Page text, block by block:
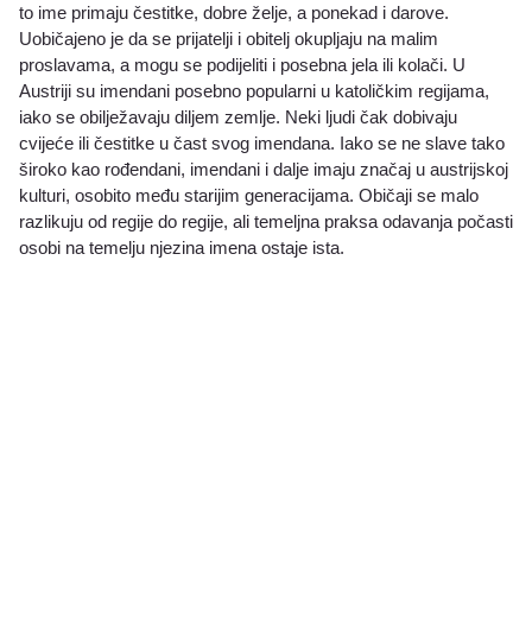
to ime primaju čestitke, dobre želje, a ponekad i darove.
Uobičajeno je da se prijatelji i obitelj okupljaju na malim
proslavama, a mogu se podijeliti i posebna jela ili kolači. U
Austriji su imendani posebno popularni u katoličkim regijama,
iako se obilježavaju diljem zemlje. Neki ljudi čak dobivaju
cvijeće ili čestitke u čast svog imendana. Iako se ne slave tako
široko kao rođendani, imendani i dalje imaju značaj u austrijskoj
kulturi, osobito među starijim generacijama. Običaji se malo
razlikuju od regije do regije, ali temeljna praksa odavanja počasti
osobi na temelju njezina imena ostaje ista.